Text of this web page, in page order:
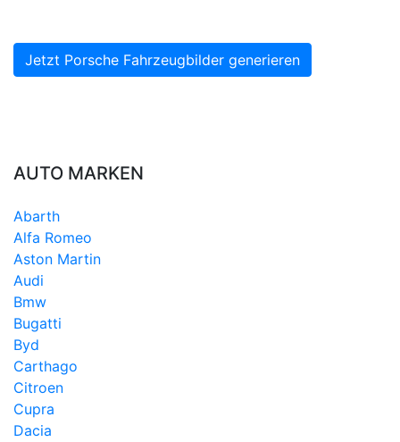
Jetzt Porsche Fahrzeugbilder generieren
AUTO MARKEN
Abarth
Alfa Romeo
Aston Martin
Audi
Bmw
Bugatti
Byd
Carthago
Citroen
Cupra
Dacia